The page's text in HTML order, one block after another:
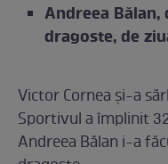
Andreea
dragoste, de
Victor Cornea și-a
Sportivul a împlinit
Andreea Bălan i-a